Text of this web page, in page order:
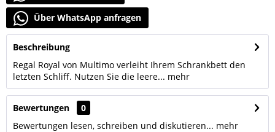
Über WhatsApp anfragen
Beschreibung
Regal Royal von Multimo verleiht Ihrem Schrankbett den
letzten Schliff. Nutzen Sie die leere... mehr
Bewertungen
0
Bewertungen lesen, schreiben und diskutieren... mehr